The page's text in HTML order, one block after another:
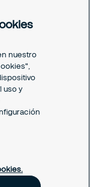
nuestro
uso y